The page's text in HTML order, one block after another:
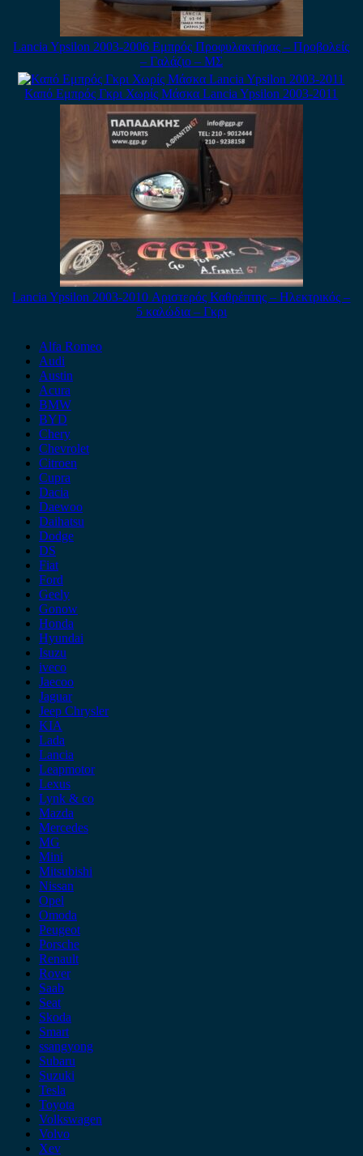
Lancia Ypsilon 2003-2006 Εμπρός Προφυλακτήρας – Προβολείς
– Γαλάζιο – ΜΣ
Καπό Εμπρός Γκρι Χωρίς Μάσκα Lancia Ypsilon 2003-2011
Lancia Ypsilon 2003-2010 Αριστερός Καθρέπτης – Ηλεκτρικός –
5 καλώδια – Γκρι
Alfa Romeo
Audi
Austin
Acura
BMW
BYD
Chery
Chevrolet
Citroen
Cupra
Dacia
Daewoo
Daihatsu
Dodge
DS
Fiat
Ford
Geely
Gonow
Honda
Hyundai
Isuzu
iveco
Jaecoo
Jaguar
Jeep Chrysler
KIA
Lada
Lancia
Leapmotor
Lexus
Lynk & co
Mazda
Mercedes
MG
Mini
Mitsubishi
Nissan
Opel
Omoda
Peugeot
Porsche
Renault
Rover
Saab
Seat
Skoda
Smart
ssangyong
Subaru
Suzuki
Tesla
Toyota
Volkswagen
Volvo
Xev